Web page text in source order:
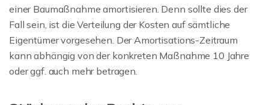
einer Baumaßnahme amortisieren. Denn sollte dies der
Fall sein, ist die Verteilung der Kosten auf sämtliche
Eigentümer vorgesehen. Der Amortisations-Zeitraum
kann abhängig von der konkreten Maßnahme 10 Jahre
oder ggf. auch mehr betragen.